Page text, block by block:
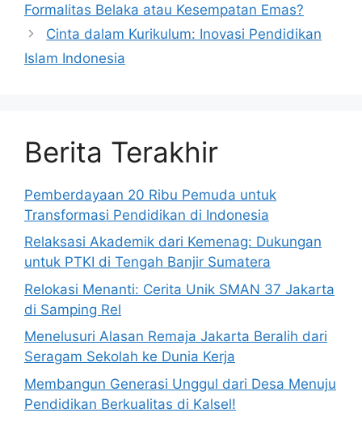
Formalitas Belaka atau Kesempatan Emas?
Cinta dalam Kurikulum: Inovasi Pendidikan
Islam Indonesia
Berita Terakhir
Pemberdayaan 20 Ribu Pemuda untuk
Transformasi Pendidikan di Indonesia
Relaksasi Akademik dari Kemenag: Dukungan
untuk PTKI di Tengah Banjir Sumatera
Relokasi Menanti: Cerita Unik SMAN 37 Jakarta
di Samping Rel
Menelusuri Alasan Remaja Jakarta Beralih dari
Seragam Sekolah ke Dunia Kerja
Membangun Generasi Unggul dari Desa Menuju
Pendidikan Berkualitas di Kalsel!